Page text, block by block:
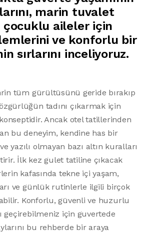
marin tuvalet
çocuklu aileler için
ve konforlu bir
sırlarını inceliyoruz.
tüm gürültüsünü geride bırakıp
tadını çıkarmak için
Ancak otel tatillerinden
bu deneyim, kendine has bir
yazılı olmayan bazı altın kuralları
İlk kez gulet tatiline çıkacak
kafasında tekne içi yaşam,
ve günlük rutinlerle ilgili birçok
Konforlu, güvenli ve huzurlu
geçirebilmeniz için guvertede
bu rehberde bir araya